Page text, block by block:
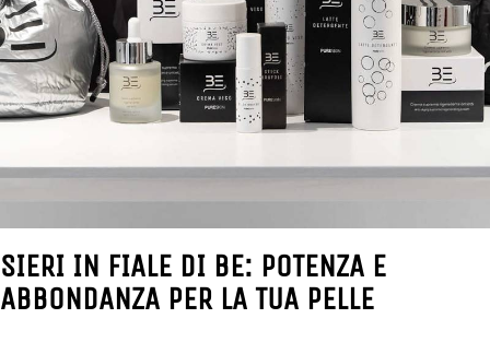
SIERI IN FIALE DI BE: POTENZA E
ABBONDANZA PER LA TUA PELLE